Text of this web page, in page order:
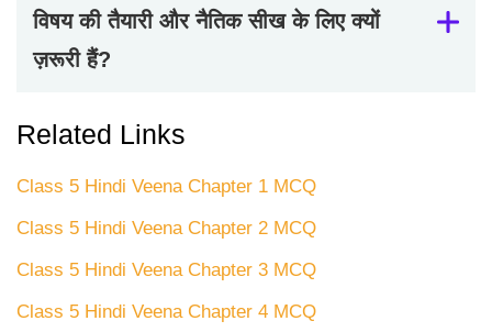
विषय की तैयारी और नैतिक सीख के लिए क्यों
ज़रूरी हैं?
Related Links
Class 5 Hindi Veena Chapter 1 MCQ
Class 5 Hindi Veena Chapter 2 MCQ
Class 5 Hindi Veena Chapter 3 MCQ
Class 5 Hindi Veena Chapter 4 MCQ